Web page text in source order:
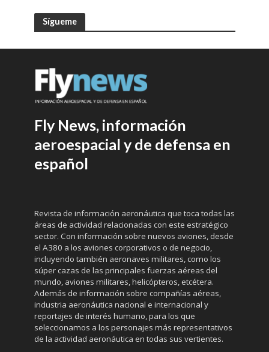
Sígueme
Fly News, información
aeroespacial y de defensa en
español
Revista de información aeronáutica que toca todas las
áreas de actividad relacionadas con este estratégico
sector. Con información sobre nuevos aviones, desde
el A380 a los aviones corporativos o de negocio,
incluyendo también aeronaves militares, como los
súper cazas de las principales fuerzas aéreas del
mundo, aviones militares, helicópteros, etcétera.
Además de información sobre compañías aéreas,
industria aeronáutica nacional e internacional y
reportajes de interés humano, para los que
seleccionamos a los personajes más representativos
de la actividad aeronáutica en todas sus vertientes.